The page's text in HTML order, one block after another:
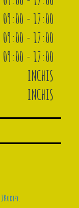
09:00 - 17:00
09:00 - 17:00
09:00 - 17:00
INCHIS
INCHIS
JKodify.